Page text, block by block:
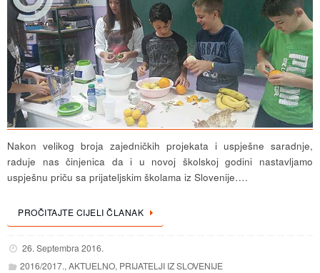
Nakon velikog broja zajedničkih projekata i uspješne saradnje,
raduje nas činjenica da i u novoj školskoj godini nastavljamo
uspješnu priču sa prijateljskim školama iz Slovenije….
PROČITAJTE CIJELI ČLANAK
26. Septembra 2016.
2016/2017.,AKTUELNO, PRIJATELJI IZ SLOVENIJE